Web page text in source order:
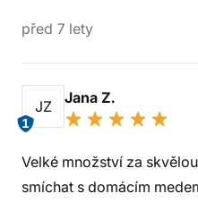
před 7 lety
JZ
1
Jana Z.
Velké množství za
smíchat s domácím